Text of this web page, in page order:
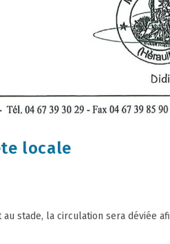
locale
stade, la circulation sera déviée